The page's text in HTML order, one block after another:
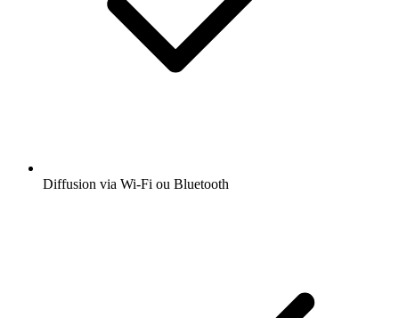
Diffusion via Wi-Fi ou Bluetooth